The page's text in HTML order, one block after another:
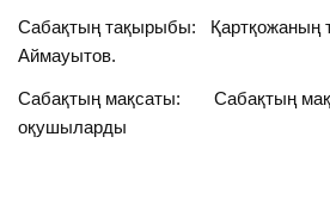
Сабақтың тақырыбы: Қартқожаның
Аймауытов.
Сабақтың мақсаты: Сабақтың
оқушыларды